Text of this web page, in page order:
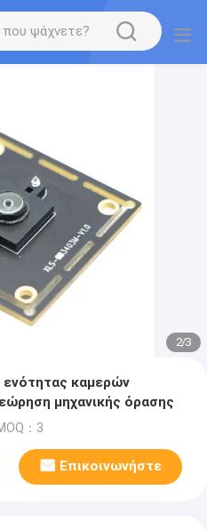
2/3
ενότητας καμερών
μηχανικής όρασης
：3
Επικοινωνήστε